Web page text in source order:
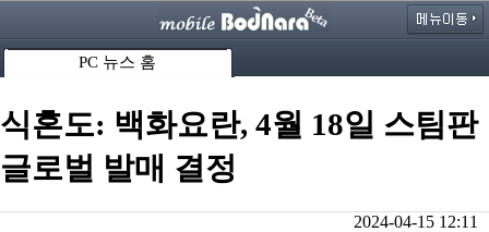
PC 뉴스 홈
식혼도: 백화요란, 4월 18일 스팀판
글로벌 발매 결정
2024-04-15 12:11